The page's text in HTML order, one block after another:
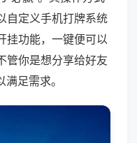
自定义手机打牌系统
挂功能，一键便可以
管你是想分享给好友
足需求。